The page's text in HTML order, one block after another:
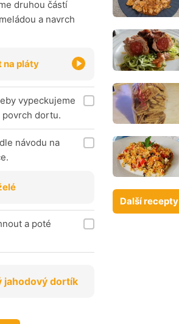
druhou částí
a navrch
na pláty
vypeckujeme
povrch dortu.
návodu na
a poté
jahodový dortík
Další recepty